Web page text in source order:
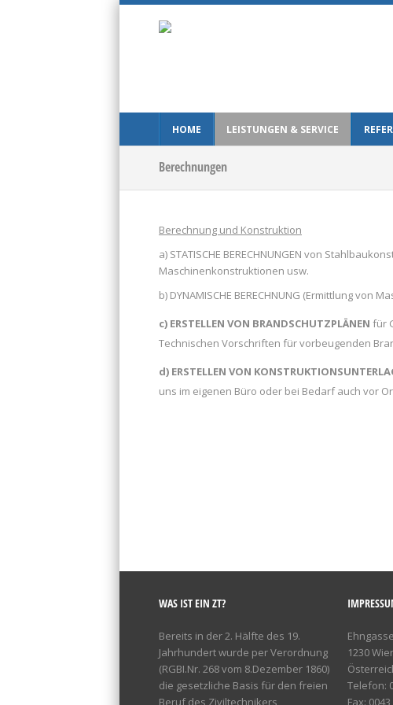
HOME LEISTUNGEN & SERVICE
Berechnungen
Berechnung und Konstruktion
a) STATISCHE BERECHNUNGEN von
Maschinenkonstruktionen usw.
b) DYNAMISCHE BERECHNUNG (Ermittlung von
c) ERSTELLEN VON BRANDSCHUTZPLÄNEN für
Technischen Vorschriften für vorbeugenden
d) ERSTELLEN VON
uns im eigenen Büro oder bei Bedarf auch vor
WAS IST EIN ZT?
Bereits in der 2. Hälfte des 19.
Jahrhundert wurde per Verordnung
(RGBI.Nr. 268 vom 8.Dezember 1860)
die gesetzliche Basis für den freien
Beruf des Ziviltechnikers
1230
Telefon:
Fax: